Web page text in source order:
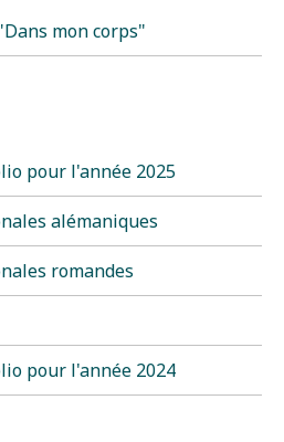
mon corps"
pour l'année 2025
alémaniques
romandes
pour l'année 2024